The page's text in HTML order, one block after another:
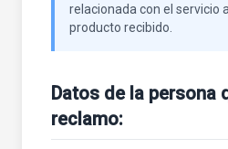
relacionada con el servicio
producto recibido.
Datos de la persona
reclamo: